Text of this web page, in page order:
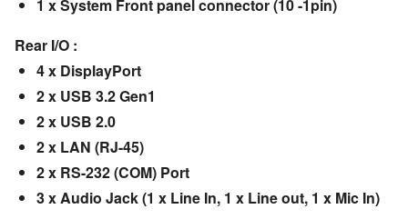
1 x System Front panel connector (10 -1pin)
Rear I/O :
4 x DisplayPort
2 x USB 3.2 Gen1
2 x USB 2.0
2 x LAN (RJ-45)
2 x RS-232 (COM) Port
3 x Audio Jack (1 x Line In, 1 x Line out, 1 x Mic In)